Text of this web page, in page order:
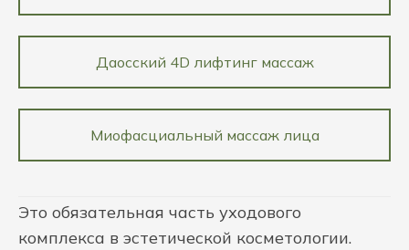
Даосский 4D лифтинг массаж
Миофасциальный массаж лица
Это обязательная часть уходового
комплекса в эстетической косметологии.